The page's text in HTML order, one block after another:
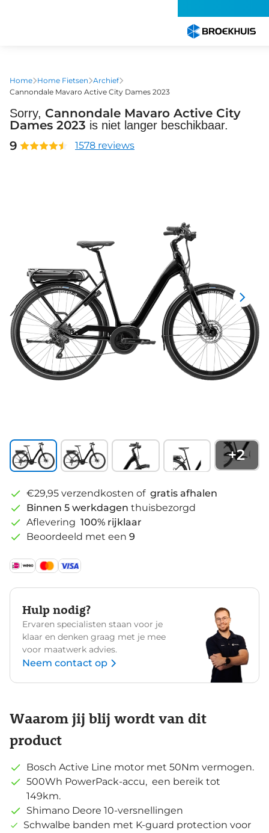
gaan
Home Home Fietsen Archief
Cannondale Mavaro Active City Dames 2023
Sorry, Cannondale Mavaro Active City
Dames 2023 is niet langer beschikbaar.
9 1578 reviews
+2
€29,95 verzendkosten of gratis afhalen
Binnen 5 werkdagen thuisbezorgd
Aflevering 100% rijklaar
Beoordeeld met een 9
Hulp nodig?
Ervaren specialisten staan voor je
klaar en denken graag met je mee
voor maatwerk advies.
Neem contact op
Waarom jij blij wordt van dit
product
Bosch Active Line motor met 50Nm vermogen.
500Wh PowerPack-accu, een bereik tot
149km.
Shimano Deore 10-versnellingen
Schwalbe banden met K-guard protection voor